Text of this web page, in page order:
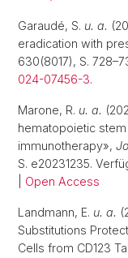
Garaudé, S. u. a.
eradication with
630(8017), S.
024-07456-3.
Marone, R. u. a.
hematopoietic
immunotherapy»,
S. e20231235.
Open Access
Landmann, E. u. a.
Substitutions
Cells from CD123